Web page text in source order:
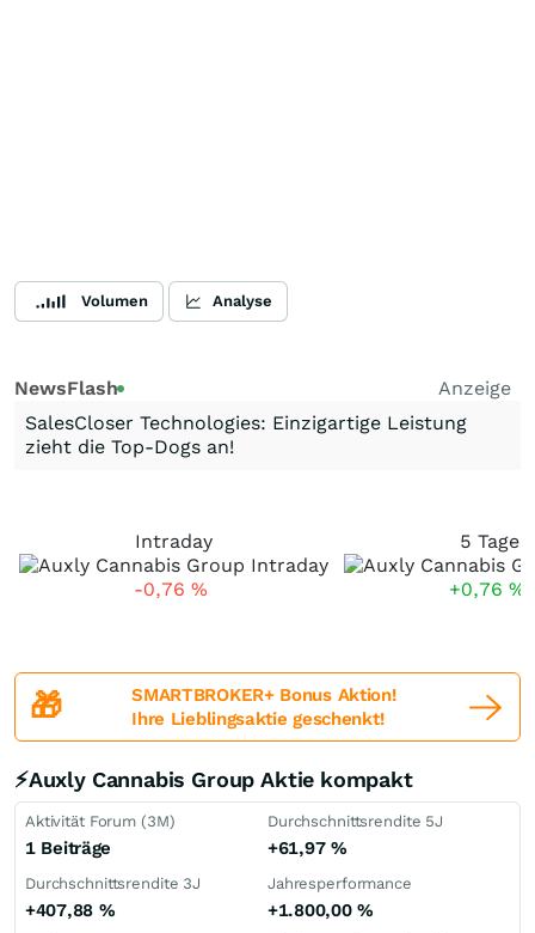
Volumen Analyse
NewsFlash
Anzeige
SalesCloser Technologies: Einzigartige Leistung
zieht die Top-Dogs an!
Intraday
-0,76 %
5 Tage
+0,76 %
🎁
SMARTBROKER+ Bonus Aktion!
Ihre Lieblingsaktie geschenkt!
⚡Auxly Cannabis Group Aktie kompakt
Aktivität Forum (3M)
1 Beiträge
Durchschnittsrendite 5J
+61,97 %
Durchschnittsrendite 3J
+407,88 %
Jahresperformance
+1.800,00 %